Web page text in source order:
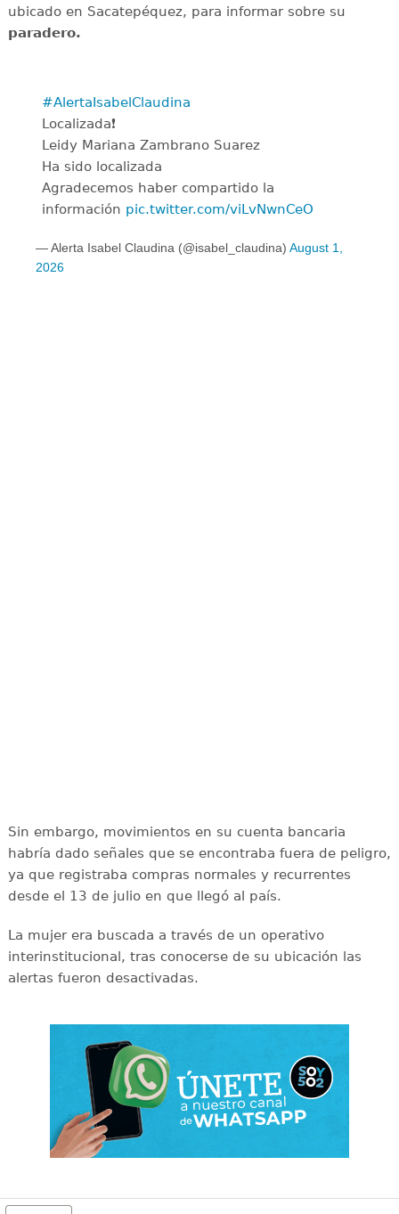
ubicado en Sacatepéquez, para informar sobre su
paradero.
#AlertaIsabelClaudina
Localizada❗
Leidy Mariana Zambrano Suarez
Ha sido localizada
Agradecemos haber compartido la
información pic.twitter.com/viLvNwnCeO
— Alerta Isabel Claudina (@isabel_claudina) August 1,
2026
Sin embargo, movimientos en su cuenta bancaria
habría dado señales que se encontraba fuera de peligro,
ya que registraba compras normales y recurrentes
desde el 13 de julio en que llegó al país.
La mujer era buscada a través de un operativo
interinstitucional, tras conocerse de su ubicación las
alertas fueron desactivadas.